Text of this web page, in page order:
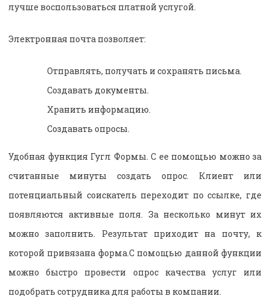
лучше воспользоваться платной услугой.
Электронная почта позволяет:
Отправлять, получать и сохранять письма.
Создавать документы.
Хранить информацию.
Создавать опросы.
Удобная функция Гугл Формы. С ее помощью можно за
считанные минуты создать опрос. Клиент или
потенциальный соискатель переходит по ссылке, где
появляются активные поля. За несколько минут их
можно заполнить. Результат приходит на почту, к
которой привязана форма.С помощью данной функции
можно быстро провести опрос качества услуг или
подобрать сотрудника для работы в компании.